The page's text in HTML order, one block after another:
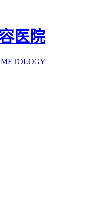
医院